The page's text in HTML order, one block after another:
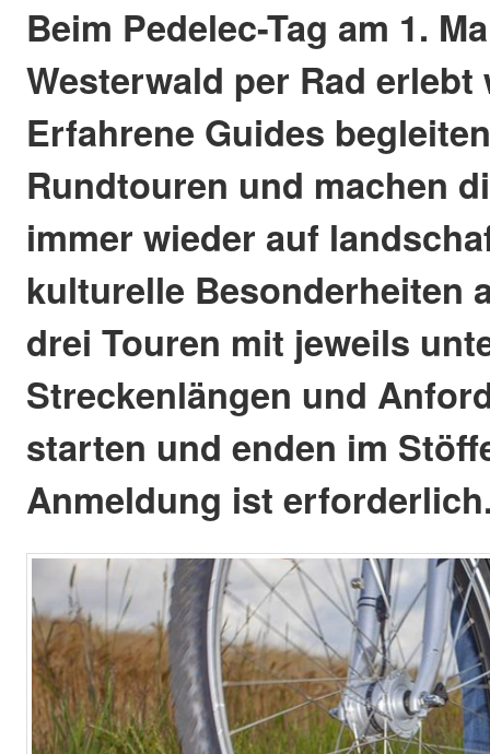
Beim Pedelec-Tag am 1.
Westerwald per Rad erlebt
Erfahrene Guides
Rundtouren und machen
immer wieder auf
kulturelle Besonderheiten
drei Touren mit jeweils
Streckenlängen und
starten und enden im
Anmeldung ist